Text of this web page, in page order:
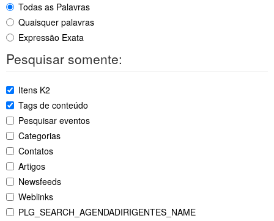
Todas as Palavras
Quaisquer palavras
Expressão Exata
Pesquisar somente:
Itens K2
Tags de conteúdo
Pesquisar eventos
Categorias
Contatos
Artigos
Newsfeeds
Weblinks
PLG_SEARCH_AGENDADIRIGENTES_NAME